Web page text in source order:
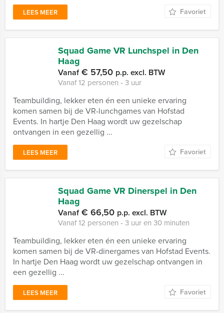
LEES MEER Favoriet
Squad Game VR Lunchspel in Den
Haag
Vanaf€ 57,50 p.p. excl. BTW
Vanaf 12 personen ‐ 3 uur
Teambuilding, lekker eten én een unieke ervaring
komen samen bij de VR-lunchgames van Hofstad
Events. In hartje Den Haag wordt uw gezelschap
ontvangen in een gezellig ...
LEES MEER Favoriet
Squad Game VR Dinerspel in Den
Haag
Vanaf€ 66,50 p.p. excl. BTW
Vanaf 12 personen ‐ 3 uur en 30 minuten
Teambuilding, lekker eten én een unieke ervaring
komen samen bij de VR-dinergames van Hofstad Events.
In hartje Den Haag wordt uw gezelschap ontvangen in
een gezellig ...
LEES MEER Favoriet